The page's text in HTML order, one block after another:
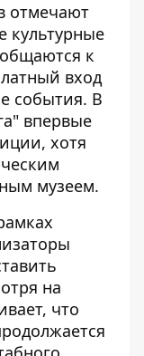
отмечают
культурные
к
вход
события. В
впервые
хотя
музеем.
на
что